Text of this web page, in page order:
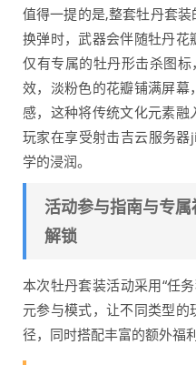
值得一提的是,整套牡丹套装
换弹时，武器会伴随牡丹
仅有专属的牡丹形击杀图标
效，淡粉色的花瓣铺满屏
感，这种将传统文化元素融
玩家在享受射击吉云服务
学的浸润。
活动参与指南与专
解锁
本次牡丹套装活动采用“任
元参与模式，让不同类型
径，同时搭配丰富的额外福